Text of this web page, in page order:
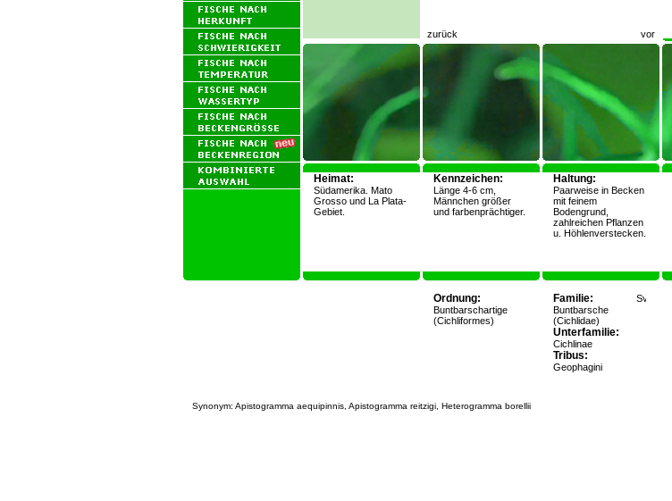
Heimat:
Südamerika. Mato
Grosso und La Plata-
Gebiet.
Kennzeichen:
Länge 4-6 cm,
Männchen größer
und farbenprächtiger.
Haltung:
Paarweise in Becken
mit feinem
Bodengrund,
zahlreichen Pflanzen
u. Höhlenverstecken.
Ordnung:
Buntbarschartige
(Cichliformes)
Familie:
Buntbarsche
(Cichlidae)
Unterfamilie:
Cichlinae
Tribus:
Geophagini
Synonym: Apistogramma aequipinnis, Apistogramma reitzigi, Heterogramma borellii